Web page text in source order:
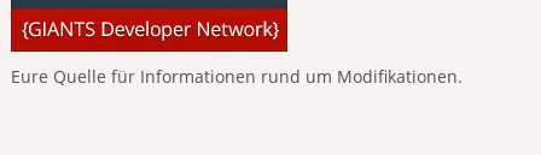
Eure Quelle für Informationen rund um Modifikationen.